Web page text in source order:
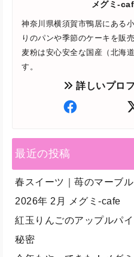
メグミ-
神奈川県横須賀市鴨居にある
りのパンや季節のケーキを販
麦粉は安心安全な国産（北海
す。
詳しいプロ
最近の投稿
春スイーツ｜苺のマーブ
2026年 2月 メグミ-cafe
紅玉りんごのアップルパ
秘密